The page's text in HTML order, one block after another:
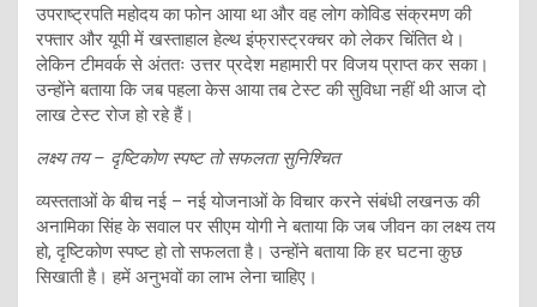
उपराष्ट्रपति महोदय का फोन आया था और वह लोग कोविड संक्रमण की
रफ्तार और यूपी में खस्ताहाल हेल्थ इंफ्रास्ट्रक्चर को लेकर चिंतित थे।
लेकिन टीमवर्क से अंततः उत्तर प्रदेश महामारी पर विजय प्राप्त कर सका।
उन्होंने बताया कि जब पहला केस आया तब टेस्ट की सुविधा नहीं थी आज दो
लाख टेस्ट रोज हो रहे हैं।
लक्ष्य तय – दृष्टिकोण स्पष्ट तो सफलता सुनिश्चित
व्यस्तताओं के बीच नई – नई योजनाओं के विचार करने संबंधी लखनऊ की
अनामिका सिंह के सवाल पर सीएम योगी ने बताया कि जब जीवन का लक्ष्य तय
हो, दृष्टिकोण स्पष्ट हो तो सफलता है। उन्होंने बताया कि हर घटना कुछ
सिखाती है। हमें अनुभवों का लाभ लेना चाहिए।